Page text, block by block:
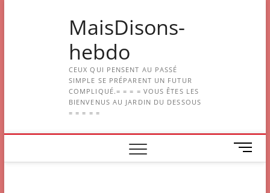
MaisDisons-
hebdo
CEUX QUI PENSENT AU PASSÉ
SIMPLE SE PRÉPARENT UN FUTUR
COMPLIQUÉ.= = = = VOUS ÊTES LES
BIENVENUS AU JARDIN DU DESSOUS
= = = = =
M
e